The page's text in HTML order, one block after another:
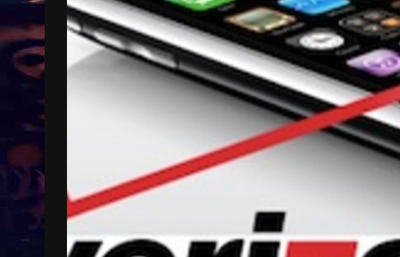
9 months ago